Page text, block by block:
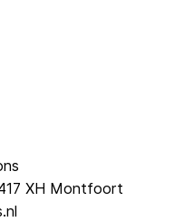
XH Montfoort